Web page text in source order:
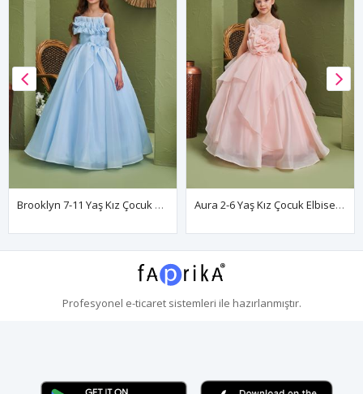
Brooklyn 7-11 Yaş Kız Çocuk Elbise 30169 Bebe Mavi Aura 2-6 Yaş Kız Çocuk Elbise 20165 Somon
Profesyonel e-ticaretsistemleri ile hazırlanmıştır.